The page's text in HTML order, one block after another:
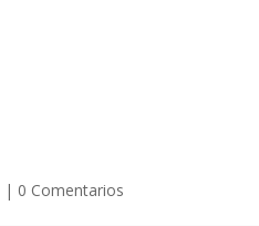
| 0 Comentarios